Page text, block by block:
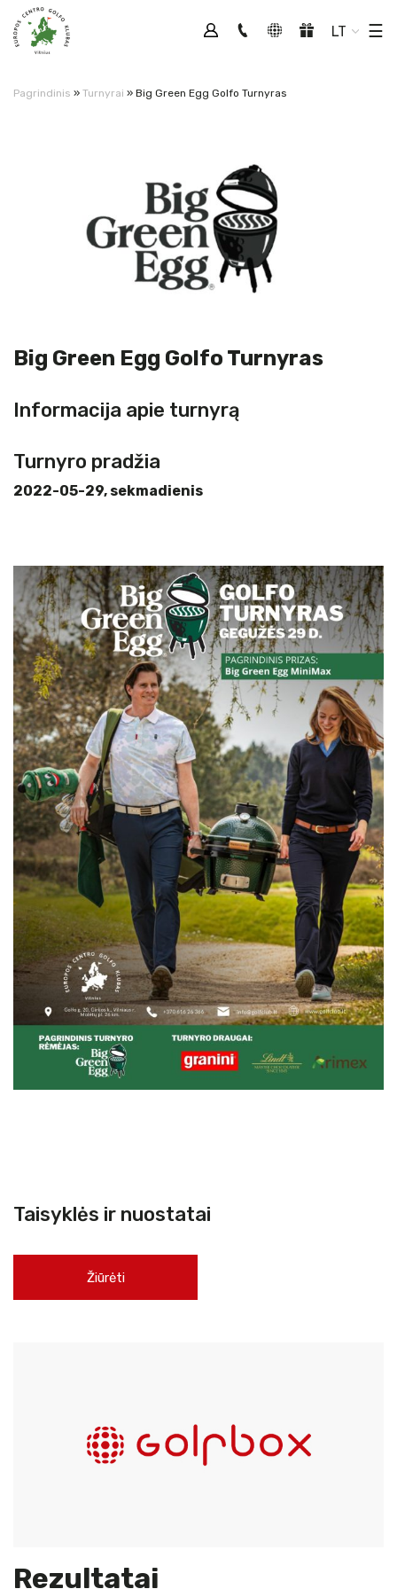
LT ☰
Pagrindinis » Turnyrai » Big Green Egg Golfo Turnyras
Big Green Egg Golfo Turnyras
Informacija apie turnyrą
Turnyro pradžia
2022-05-29, sekmadienis
Taisyklės ir nuostatai
Žiūrėti
Rezultatai